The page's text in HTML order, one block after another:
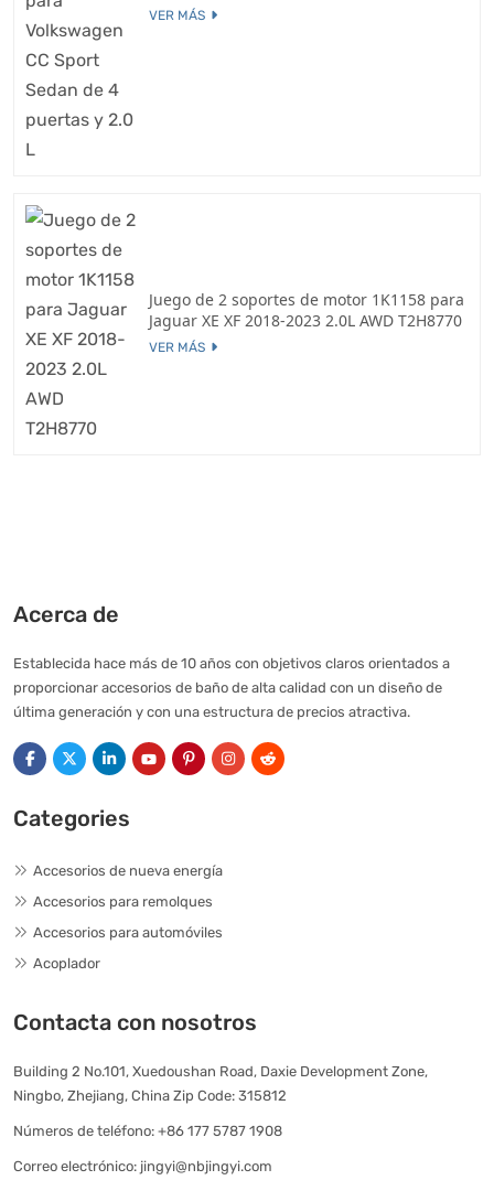
VER MÁS
Juego de 2 soportes de motor 1K1158 para
Jaguar XE XF 2018-2023 2.0L AWD T2H8770
VER MÁS
Acerca de
Establecida hace más de 10 años con objetivos claros orientados a
proporcionar accesorios de baño de alta calidad con un diseño de
última generación y con una estructura de precios atractiva.
Categories
Accesorios de nueva energía
Accesorios para remolques
Accesorios para automóviles
Acoplador
Contacta con nosotros
Building 2 No.101, Xuedoushan Road, Daxie Development Zone,
Ningbo, Zhejiang, China Zip Code: 315812
Números de teléfono: +86 177 5787 1908
Correo electrónico: jingyi@nbjingyi.com